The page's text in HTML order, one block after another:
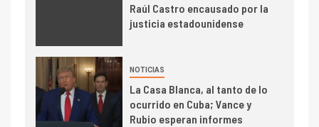
Raúl Castro encausado por la
justicia estadounidense
NOTICIAS
La Casa Blanca, al tanto de lo
ocurrido en Cuba; Vance y
Rubio esperan informes